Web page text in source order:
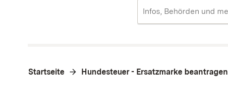
Startseite Hundesteuer - Ersatzmarke beantragen